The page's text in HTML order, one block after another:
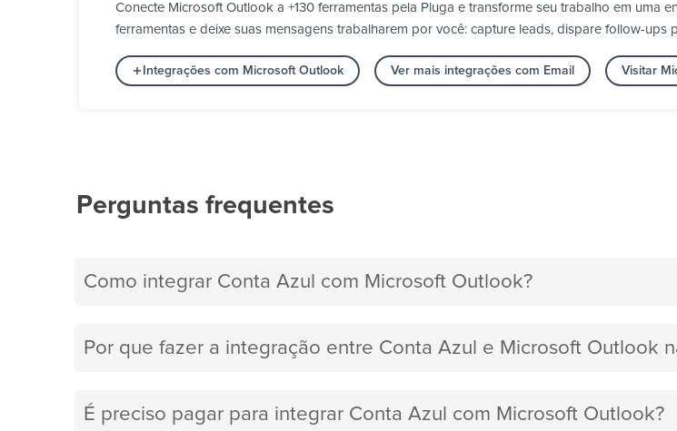
Conecte Microsoft Outlook a +130 ferramentas pela Pluga e transforme seu trabalho em uma
ferramentas e deixe suas mensagens trabalharem por você: capture leads, dispare follow-ups
Integrações com Microsoft Outlook Ver mais integrações com Email Visitar
Perguntas frequentes
Como integrar Conta Azul com Microsoft Outlook?
Por que fazer a integração entre Conta Azul e Microsoft Outlook
É preciso pagar para integrar Conta Azul com Microsoft Outlook?